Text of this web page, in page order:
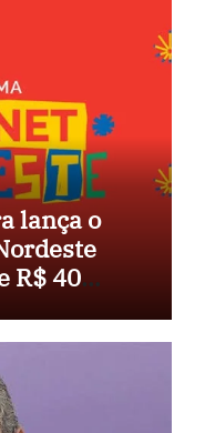
lança o
R$ 40